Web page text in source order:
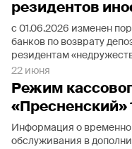
резидентов
с 01.06.2026 изменен
банков по возврату
резидентам
22 июня
Режим
«Пресненский»
Информация о
обслуживания в